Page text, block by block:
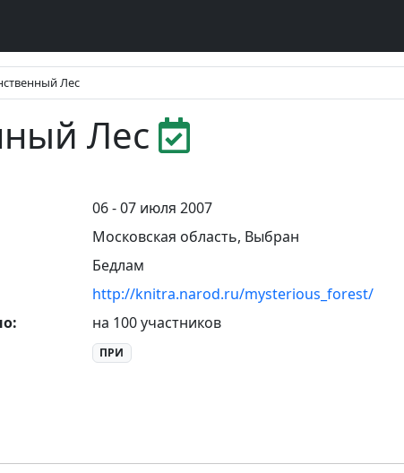
Лес
Лес
06 - 07 июля 2007
Московская область, Выбран
Бедлам
http://knitra.narod.ru/mysterious_forest/
на 100 участников
ПРИ